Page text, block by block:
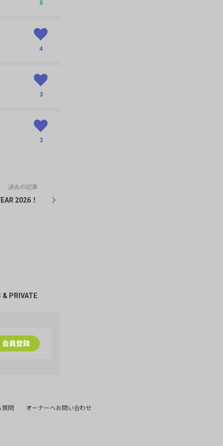
5
4
3
3
過去の記事
2026！
& PRIVATE
会員登録
質問 オーナーへお問い合わせ